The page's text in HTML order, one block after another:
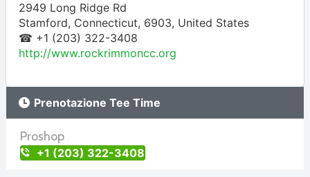
2949 Long Ridge Rd
Stamford, Connecticut, 6903, United States
☎ +1 (203) 322-3408
http://www.rockrimmoncc.org
Prenotazione Tee Time
Proshop
+1 (203) 322-3408